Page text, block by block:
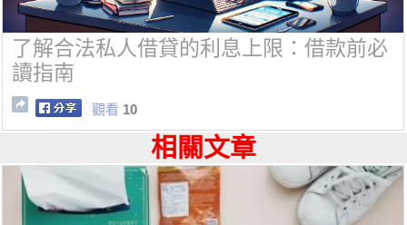
了解合法私人借貸的利息上限：借款前必
讀指南
觀看 10
相關文章